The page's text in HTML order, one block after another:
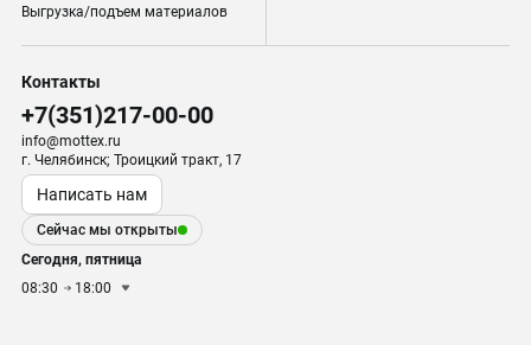
Выгрузка/подъем материалов
Контакты
+7(351)217-00-00
info@mottex.ru
г. Челябинск; Троицкий тракт, 17
Написать нам
Сейчас мы открыты
Сегодня, пятница
08:30
18:00